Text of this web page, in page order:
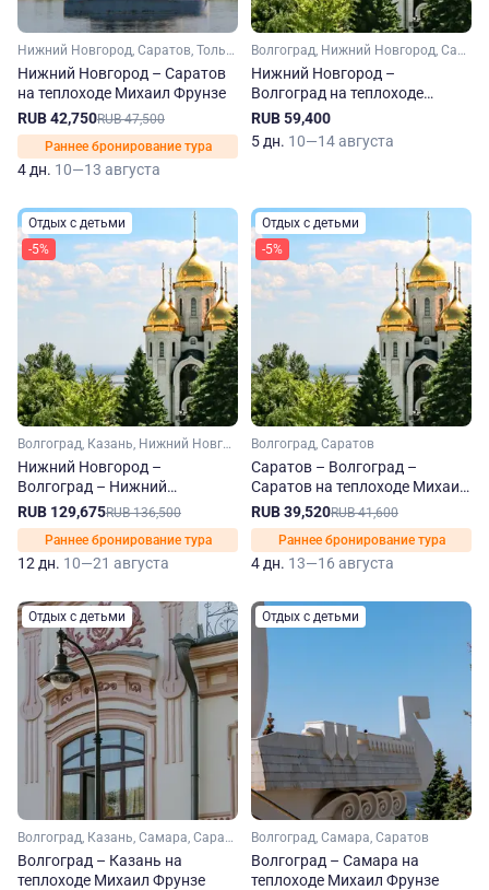
Нижний Новгород, Саратов, Тольятти, Свияжск
Нижний Новгород – Саратов
на теплоходе Михаил Фрунзе
RUB 42,750RUB 47,500
Раннее бронирование тура
4 дн. 10—13 августа
Волгоград, Нижний Новгород, Саратов, Тольятти, Свияжск
Нижний Новгород –
Волгоград на теплоходе
Михаил Фрунзе
RUB 59,400
5 дн. 10—14 августа
Отдых с детьми
-5%
Волгоград, Казань, Нижний Новгород, Самара, Саратов, Чебоксары, Тольятти, Свияжск
Нижний Новгород –
Волгоград – Нижний
Новгород на теплоходе
Михаил Фрунзе
RUB 129,675RUB 136,500
Раннее бронирование тура
12 дн. 10—21 августа
Отдых с детьми
-5%
Волгоград, Саратов
Саратов – Волгоград –
Саратов на теплоходе Михаил
Фрунзе
RUB 39,520RUB 41,600
Раннее бронирование тура
4 дн. 13—16 августа
Отдых с детьми
Волгоград, Казань, Самара, Саратов
Волгоград – Казань на
теплоходе Михаил Фрунзе
Отдых с детьми
Волгоград, Самара, Саратов
Волгоград – Самара на
теплоходе Михаил Фрунзе